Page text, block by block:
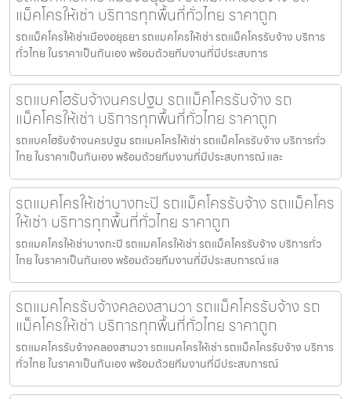
แม็คโครให้เช่า บริการทุกพื้นที่ทั่วไทย ราคาถูก
รถแม็คโครให้เช่าเมืองอยุธยา รถแมคโครให้เช่า รถแม็คโครรับจ้าง บริการ
ทั่วไทย ในราคาเป็นกันเอง พร้อมด้วยทีมงานที่มีประสบการ
รถแบคโฮรับจ้างนครปฐม รถแม็คโครรับจ้าง รถ
แม็คโครให้เช่า บริการทุกพื้นที่ทั่วไทย ราคาถูก
รถแบคโฮรับจ้างนครปฐม รถแมคโครให้เช่า รถแม็คโครรับจ้าง บริการทั่ว
ไทย ในราคาเป็นกันเอง พร้อมด้วยทีมงานที่มีประสบการณ์ และ
รถแมคโครให้เช่าบางกะปิ รถแม็คโครรับจ้าง รถแม็คโคร
ให้เช่า บริการทุกพื้นที่ทั่วไทย ราคาถูก
รถแมคโครให้เช่าบางกะปิ รถแมคโครให้เช่า รถแม็คโครรับจ้าง บริการทั่ว
ไทย ในราคาเป็นกันเอง พร้อมด้วยทีมงานที่มีประสบการณ์ แล
รถแมคโครรับจ้างคลองสามวา รถแม็คโครรับจ้าง รถ
แม็คโครให้เช่า บริการทุกพื้นที่ทั่วไทย ราคาถูก
รถแมคโครรับจ้างคลองสามวา รถแมคโครให้เช่า รถแม็คโครรับจ้าง บริการ
ทั่วไทย ในราคาเป็นกันเอง พร้อมด้วยทีมงานที่มีประสบการณ์